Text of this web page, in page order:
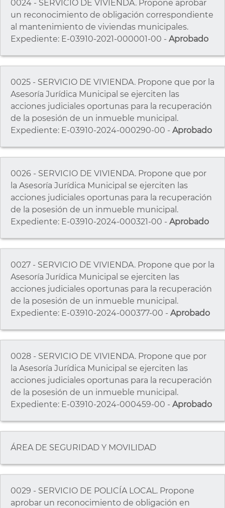
0024 - SERVICIO DE VIVIENDA. Propone aprobar
un reconocimiento de obligación correspondiente
al mantenimiento de viviendas municipales.
Expediente: E-03910-2021-000001-00 - Aprobado
0025 - SERVICIO DE VIVIENDA. Propone que por la
Asesoría Jurídica Municipal se ejerciten las
acciones judiciales oportunas para la recuperación
de la posesión de un inmueble municipal.
Expediente: E-03910-2024-000290-00 - Aprobado
0026 - SERVICIO DE VIVIENDA. Propone que por
la Asesoría Jurídica Municipal se ejerciten las
acciones judiciales oportunas para la recuperación
de la posesión de un inmueble municipal.
Expediente: E-03910-2024-000321-00 - Aprobado
0027 - SERVICIO DE VIVIENDA. Propone que por la
Asesoría Jurídica Municipal se ejerciten las
acciones judiciales oportunas para la recuperación
de la posesión de un inmueble municipal.
Expediente: E-03910-2024-000377-00 - Aprobado
0028 - SERVICIO DE VIVIENDA. Propone que por
la Asesoría Jurídica Municipal se ejerciten las
acciones judiciales oportunas para la recuperación
de la posesión de un inmueble municipal.
Expediente: E-03910-2024-000459-00 - Aprobado
ÁREA DE SEGURIDAD Y MOVILIDAD
0029 - SERVICIO DE POLICÍA LOCAL. Propone
aprobar un reconocimiento de obligación en